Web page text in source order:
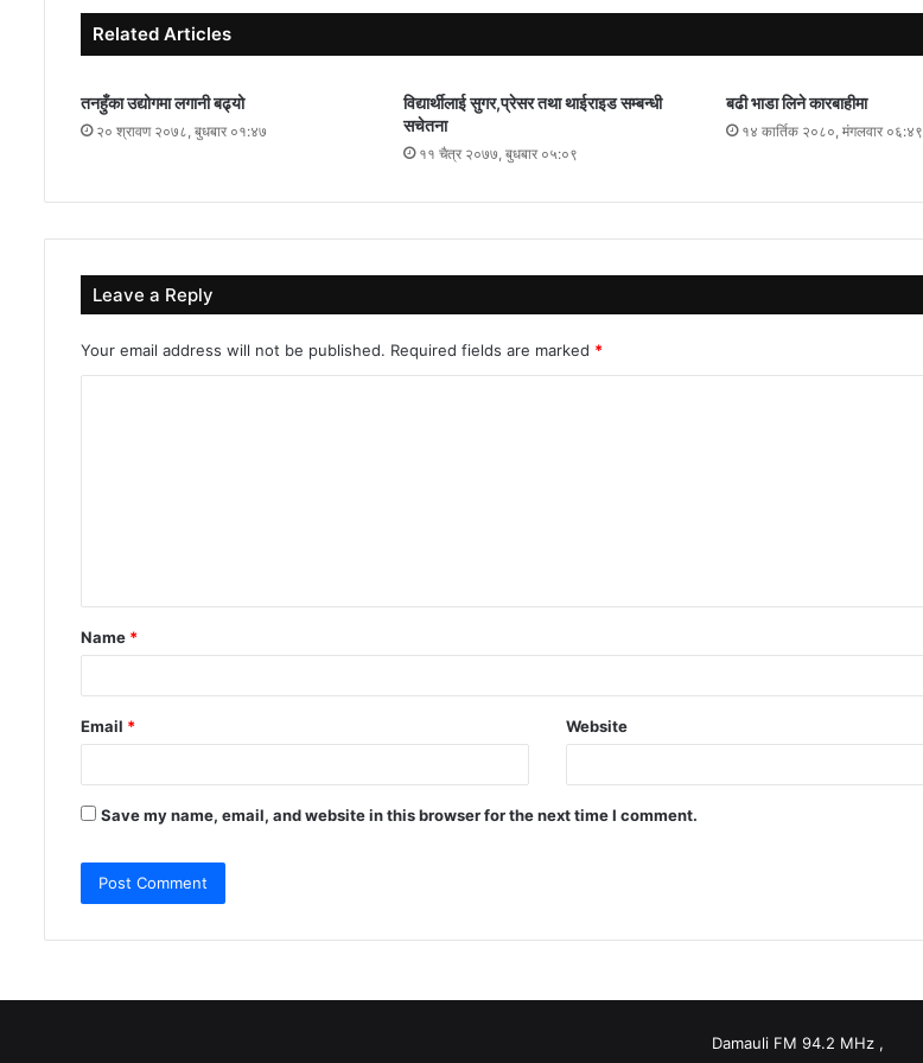
Related Articles
तनहुँका उद्योगमा लगानी बढ्यो
२० श्रावण २०७८, बुधबार ०१:४७
विद्यार्थीलाई सुगर,प्रेसर तथा थाईराइड सम्बन्धी
सचेतना
११ चैत्र २०७७, बुधबार ०५:०९
बढी भाडा लिने कारबाहीमा
१४ कार्तिक २०८०, मंगलवार ०६:४९
Leave a Reply
Your email address will not be published. Required fields are marked *
t
*
Name *
Email * Website
Save my name, email, and website in this browser for the next time I comment.
Damauli FM 94.2 MHz ,